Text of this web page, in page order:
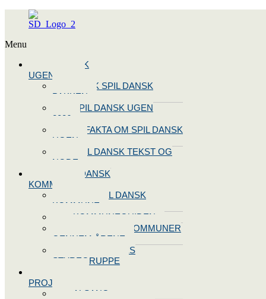
Menu
SPIL DANSK
UGEN 2026
BOOK SPIL DANSK
PAKKEN
SPIL DANSK UGEN
2026
10 FAKTA OM SPIL DANSK
UGEN
SPIL DANSK TEKST OG
NODE
BLIV SPIL DANSK
KOMMUNE
BLIV SPIL DANSK
KOMMUNE
KOMMUNEGUIDEN
SPIL DANSK KOMMUNER
GENNEM ÅRENE
OPRET JERES
STYREGRUPPE
PROJEKTER
ALSANG